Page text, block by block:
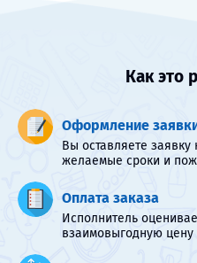
Как это
Оформление
Вы оставляете заявку
желаемые сроки и
Оплата заказа
Исполнитель
взаимовыгодную цену